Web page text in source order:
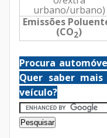
urbano/urbano)
Emissões
(CO2)
Procura
Quer saber
veículo?